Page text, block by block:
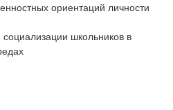
ориентаций личности
школьников в